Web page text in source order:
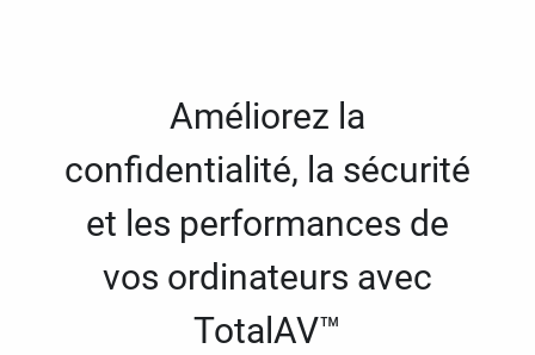
Améliorez la
confidentialité, la sécurité
et les performances de
vos ordinateurs avec
TotalAV™